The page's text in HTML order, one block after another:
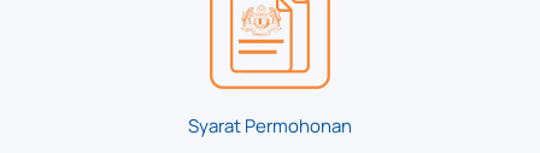
Syarat Permohonan